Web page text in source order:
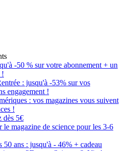
-50 % sur votre abonnement + un
!
: jusqu'à -53% sur vos
engagement !
: vos magazines vous suivent
!
dès 5€
le magazine de science pour les 3-6
50 ans : jusqu'à - 46% + cadeau